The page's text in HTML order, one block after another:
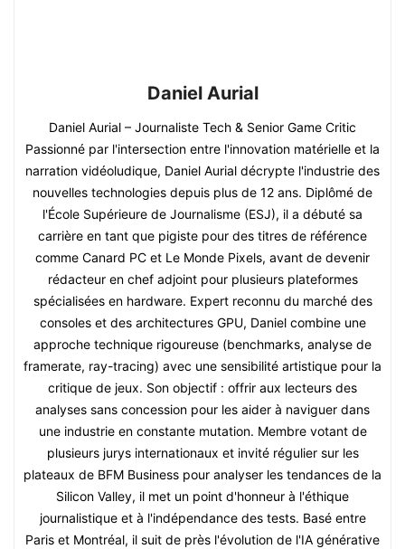
Daniel Aurial
Daniel Aurial – Journaliste Tech & Senior Game Critic
Passionné par l'intersection entre l'innovation matérielle et la
narration vidéoludique, Daniel Aurial décrypte l'industrie des
nouvelles technologies depuis plus de 12 ans. Diplômé de
l'École Supérieure de Journalisme (ESJ), il a débuté sa
carrière en tant que pigiste pour des titres de référence
comme Canard PC et Le Monde Pixels, avant de devenir
rédacteur en chef adjoint pour plusieurs plateformes
spécialisées en hardware. Expert reconnu du marché des
consoles et des architectures GPU, Daniel combine une
approche technique rigoureuse (benchmarks, analyse de
framerate, ray-tracing) avec une sensibilité artistique pour la
critique de jeux. Son objectif : offrir aux lecteurs des
analyses sans concession pour les aider à naviguer dans
une industrie en constante mutation. Membre votant de
plusieurs jurys internationaux et invité régulier sur les
plateaux de BFM Business pour analyser les tendances de la
Silicon Valley, il met un point d'honneur à l'éthique
journalistique et à l'indépendance des tests. Basé entre
Paris et Montréal, il suit de près l'évolution de l'IA générative